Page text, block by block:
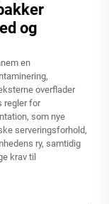
og
en
overflader
regler for
som nye
serveringsforhold,
ry, samtidig
krav til